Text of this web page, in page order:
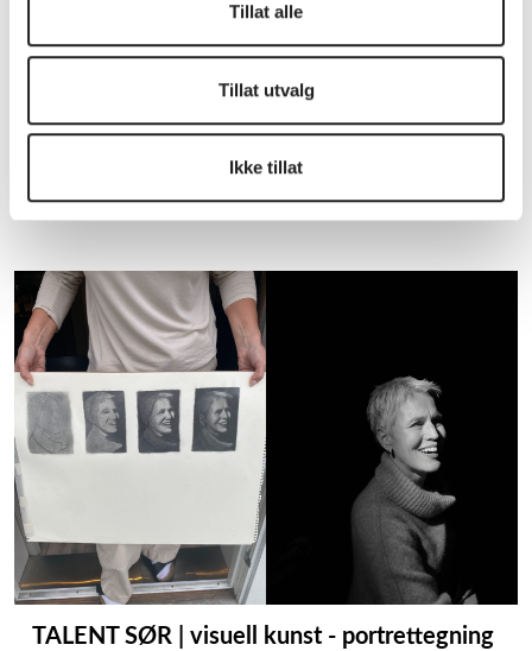
Tillat alle
Tillat utvalg
Ikke tillat
TALENT SØR | visuell kunst - digital
workshop med Simon Fredland (Høst -25)
TALENT SØR | visuell kunst - portrettegning